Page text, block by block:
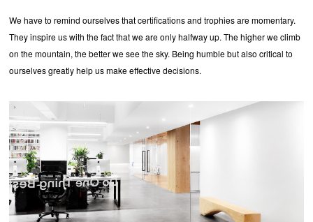
We have to remind ourselves that certifications and trophies are momentary.
They inspire us with the fact that we are only halfway up. The higher we climb
on the mountain, the better we see the sky. Being humble but also critical to
ourselves greatly help us make effective decisions.